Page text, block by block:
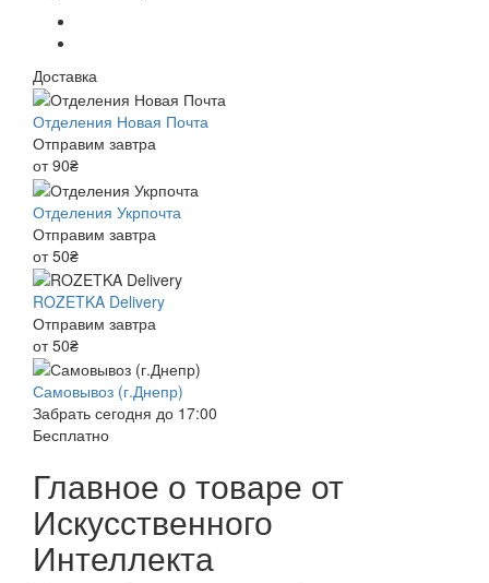
Доставка
Отделения Новая Почта
Отправим завтра
от 90₴
Отделения Укрпочта
Отправим завтра
от 50₴
ROZETKA Delivery
Отправим завтра
от 50₴
Самовывоз (г.Днепр)
Забрать сегодня до 17:00
Бесплатно
Главное о товаре от
Искусственного
Интеллекта